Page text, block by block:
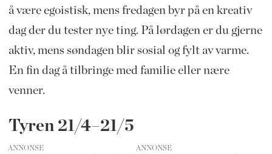
å være egoistisk, mens fredagen byr på en kreativ
dag der du tester nye ting. På lørdagen er du gjerne
aktiv, mens søndagen blir sosial og fylt av varme.
En fin dag å tilbringe med familie eller nære
venner.
Tyren 21/4–21/5
ANNONSE